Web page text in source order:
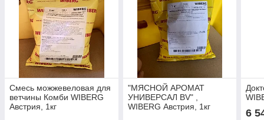
Смесь можжевеловая для
ветчины Комби WIBERG
Австрия, 1кг
"МЯСНОЙ АРОМАТ
УНИВЕРСАЛ BV" ,
WIBERG Австрия, 1кг
6